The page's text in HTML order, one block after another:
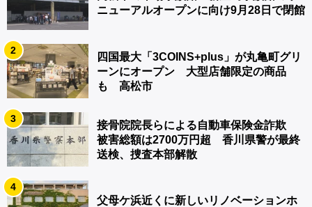
ニューアルオープンに向け9月28日で閉館
2
四国最大「3COINS+plus」が丸亀町グリ
ーンにオープン 大型店舗限定の商品
も 高松市
3
接骨院院長らによる自動車保険金詐欺
被害総額は2700万円超 香川県警が最終
送検、捜査本部解散
4
父母ケ浜近くに新しいリノベーションホ